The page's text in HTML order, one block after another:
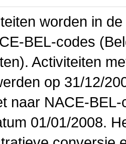
worden in
BEL-codes
Activiteiten
op 31/12/
naar NACE-
01/01/2008.